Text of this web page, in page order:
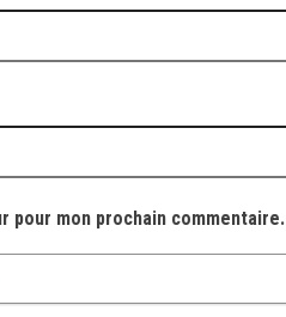
pour mon prochain commentaire.